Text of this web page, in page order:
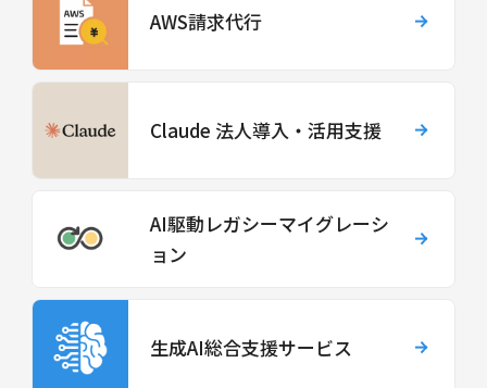
AWS請求代行
Claude 法人導入・活用支援
AI駆動レガシーマイグレーシ
ョン
生成AI総合支援サービス